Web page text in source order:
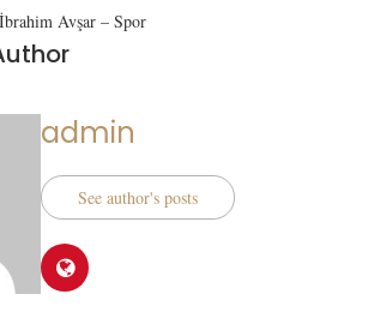
Avşar – Spor
admin
See author's posts